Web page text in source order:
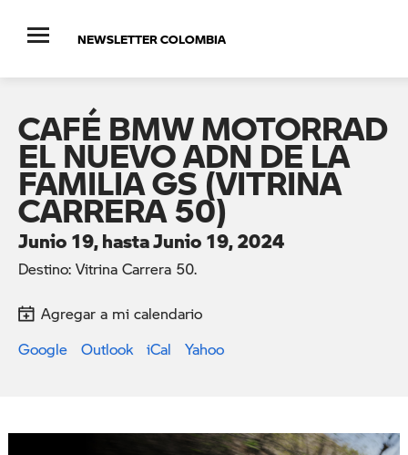
NEWSLETTER COLOMBIA
CAFÉ BMW MOTORRAD
EL NUEVO ADN DE LA
FAMILIA GS (VITRINA
CARRERA 50)
Junio 19, hasta Junio 19, 2024
Destino: Vitrina Carrera 50.
Agregar a mi calendario
Google
Outlook iCal Yahoo